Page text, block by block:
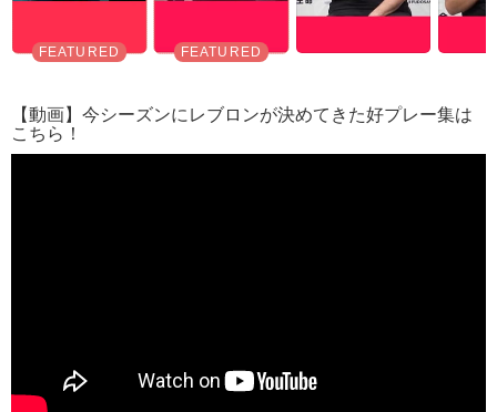
【動画】今シーズンにレブロンが決めてきた好プレー集は
こちら！